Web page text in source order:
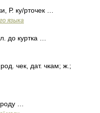
Р. ку/рточек …
языка
до куртка …
чек, дат. чкам; ж.;
…